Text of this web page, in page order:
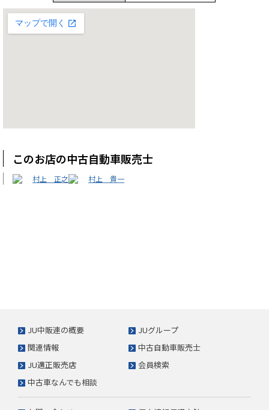
このお店の中古自動車販売士
村上 正之 村上 貴一
JU中販連の概要
JUグループ
関連情報
中古自動車販売士
JU適正販売店
会員検索
中古車なんでも相談